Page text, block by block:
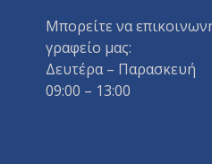
Μπορείτε να
γραφείο μας:
Δευτέρα – Παρασκευή
09:00 – 13:00